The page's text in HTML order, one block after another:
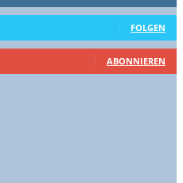
FOLGEN
ABONNIEREN